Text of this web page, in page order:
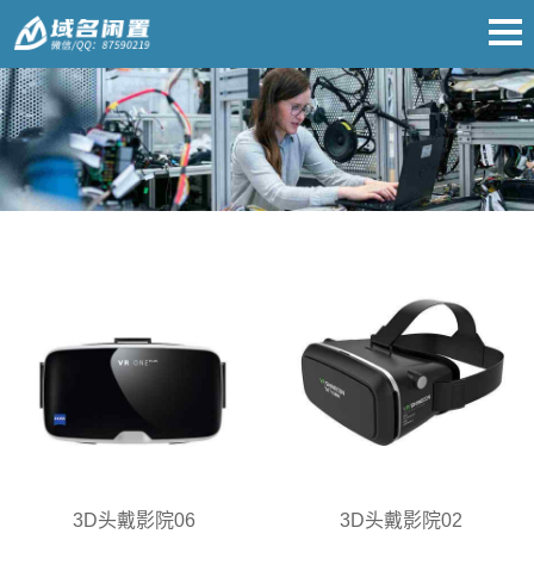
3D头戴影院06 3D头戴影院02